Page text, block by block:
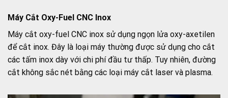
Máy Cắt Oxy-Fuel CNC Inox
Máy cắt oxy-fuel CNC inox sử dụng ngọn lửa oxy-axetilen
để cắt inox. Đây là loại máy thường được sử dụng cho cắt
các tấm inox dày với chi phí đầu tư thấp. Tuy nhiên, đường
cắt không sắc nét bằng các loại máy cắt laser và plasma.